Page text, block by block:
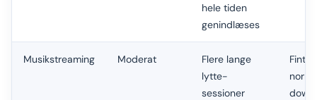
hele tiden
genindlæses
Musikstreaming Moderat
Flere lange
lytte-
sessioner
Fint